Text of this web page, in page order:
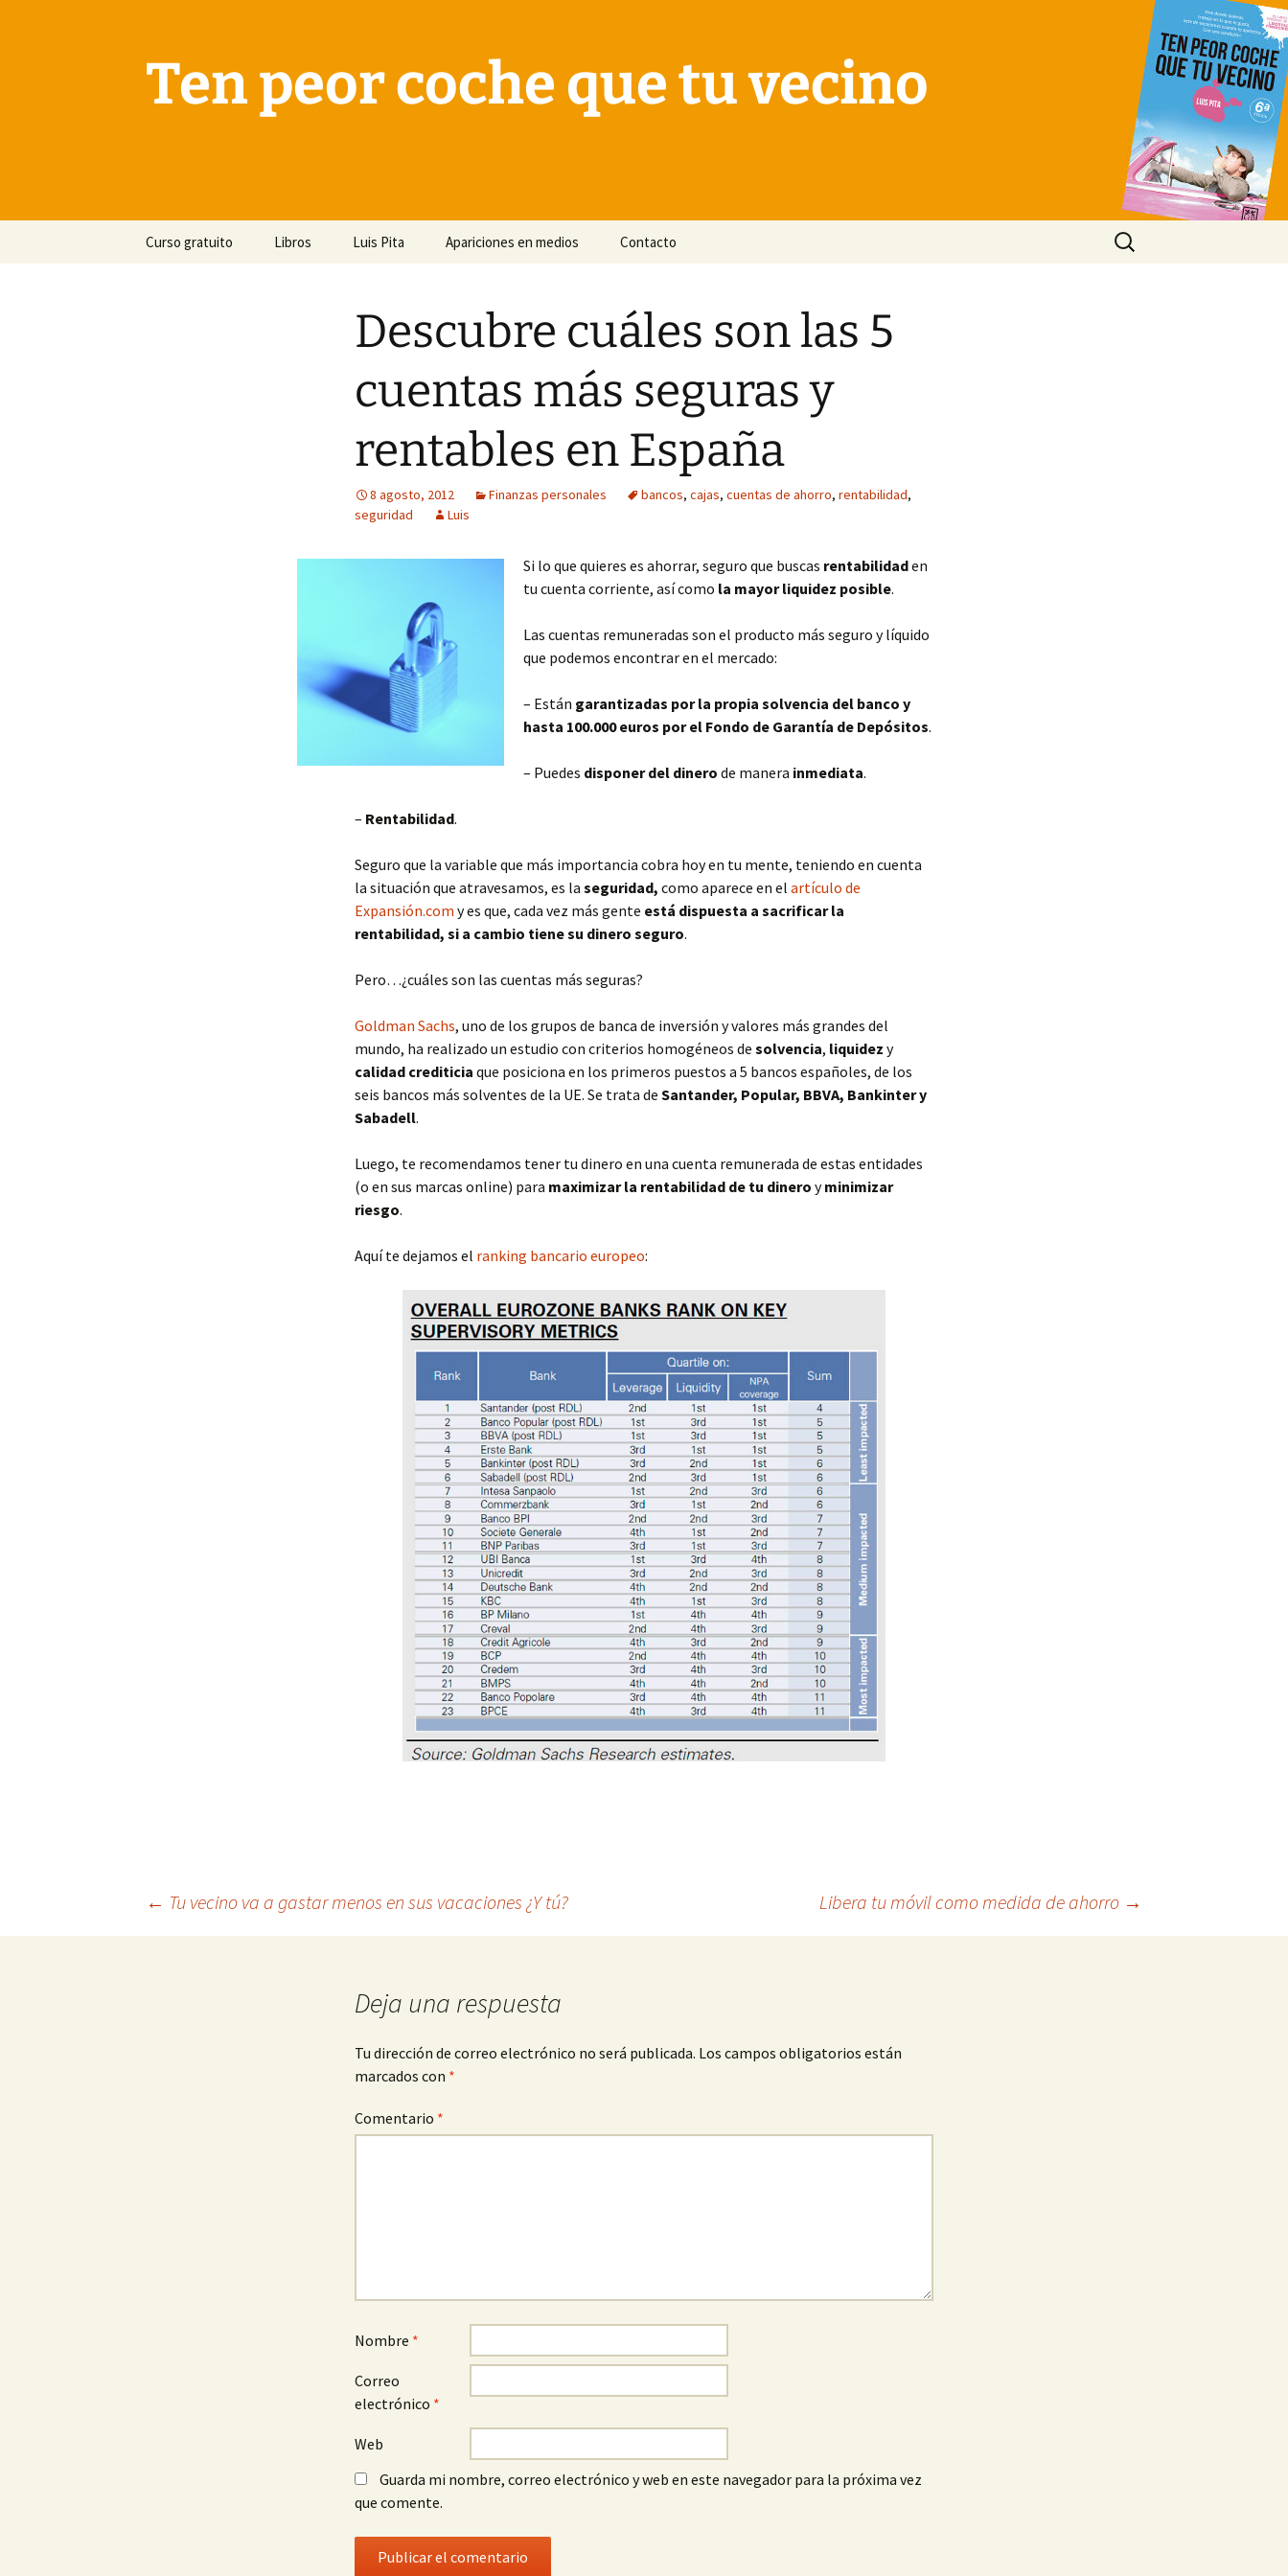
Ten peor coche que tu vecino
Curso gratuito Libros Luis Pita Apariciones en medios Contacto
Buscar:
Descubre cuáles son las 5
cuentas más seguras y
rentables en España
8 agosto, 2012 Finanzas personales bancos, cajas, cuentas de ahorro, rentabilidad,
seguridad
Luis
Si lo que quieres es ahorrar, seguro que buscas rentabilidaden
tu cuenta corriente, así como la mayor liquidez posible.
Las cuentas remuneradas son el producto más seguro y líquido
que podemos encontrar en el mercado:
– Están garantizadas por la propia solvencia del banco y
hasta 100.000 euros por el Fondo de Garantía de Depósitos.
– Puedes disponer del dinero de manera inmediata.
– Rentabilidad.
Seguro que la variable que más importancia cobra hoy en tu mente, teniendo en cuenta
la situación que atravesamos, es la seguridad, como aparece en el artículo de
Expansión.com y es que, cada vez más gente está dispuesta a sacrificar la
rentabilidad, si a cambio tiene su dinero seguro.
Pero…¿cuáles son las cuentas más seguras?
Goldman Sachs, uno de los grupos de banca de inversión y valores más grandes del
mundo, ha realizado un estudio con criterios homogéneos de solvencia, liquidez y
calidad crediticia que posiciona en los primeros puestos a 5 bancos españoles, de los
seis bancos más solventes de la UE. Se trata de Santander, Popular, BBVA, Bankinter y
Sabadell.
Luego, te recomendamos tener tu dinero en una cuenta remunerada de estas entidades
(o en sus marcas online) para maximizar la rentabilidad de tu dinero yminimizar
riesgo.
Aquí te dejamos el ranking bancario europeo:
Navegación
← Tu vecino va a gastar menos en sus vacaciones ¿Y tú? Libera tu móvil como medida de ahorro →
Deja una respuesta
Tu dirección de correo electrónico no será publicada. Los campos obligatorios están
marcados con *
Comentario *
Nombre *
Correo
electrónico *
Web
Guarda mi nombre, correo electrónico y web en este navegador para la próxima vez
que comente.